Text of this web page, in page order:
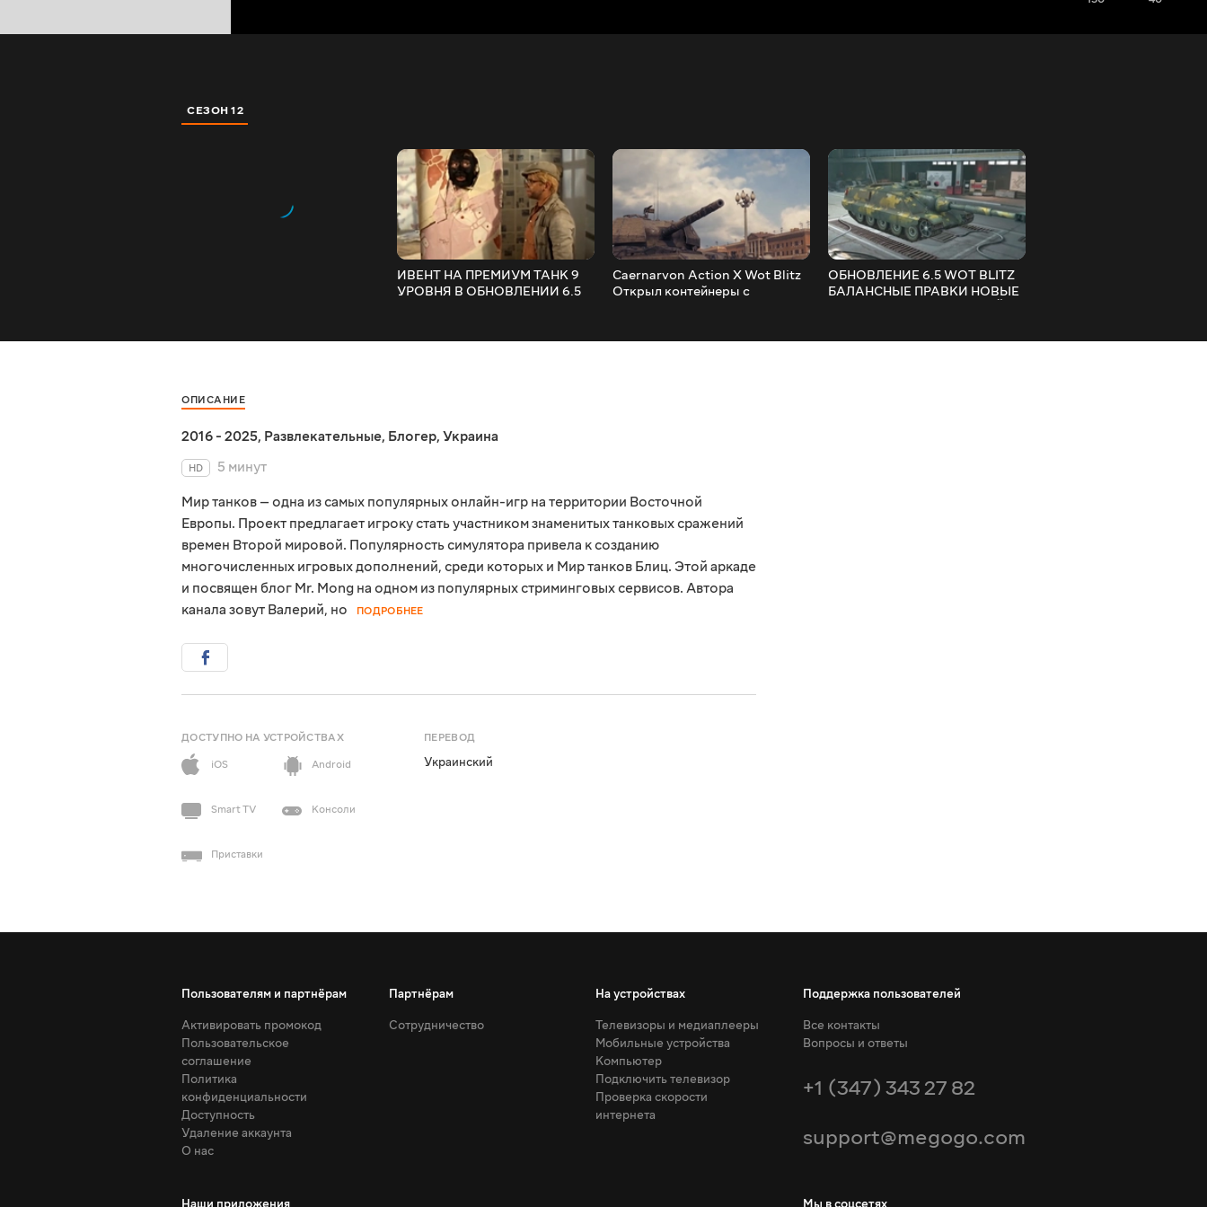
СЕЗОН 12
ИВЕНТ НА ПРЕМИУМ ТАНК 9
УРОВНЯ В ОБНОВЛЕНИИ 6.5
Caernarvon Action X Wot Blitz
Открыл контейнеры с
ОБНОВЛЕНИЕ 6.5 WOT BLITZ
БАЛАНСНЫЕ ПРАВКИ НОВЫЕ
ОПИСАНИЕ
2016 - 2025, Развлекательные, Блогер, Украина
HD
5 минут
Мир танков — одна из самых популярных онлайн-игр на территории Восточной
Европы. Проект предлагает игроку стать участником знаменитых танковых сражений
времен Второй мировой. Популярность симулятора привела к созданию
многочисленных игровых дополнений, среди которых и Мир танков Блиц. Этой аркаде
и посвящен блог Mr. Mong на одном из популярных стриминговых сервисов. Автора
канала зовут Валерий, но
ПОДРОБНЕЕ
ДОСТУПНО НА УСТРОЙСТВАХ
iOS
Android
Smart TV Консоли
Приставки
ПЕРЕВОД
Украинский
Пользователям и партнёрам
Активировать промокод
Пользовательское
соглашение
Политика
конфиденциальности
Доступность
Удаление аккаунта
О нас
Партнёрам
Сотрудничество
На устройствах
Телевизоры и медиаплееры
Мобильные устройства
Компьютер
Подключить телевизор
Проверка скорости
интернета
Поддержка пользователей
Все контакты
Вопросы и ответы
+1 (347) 343 27 82
support@megogo.com